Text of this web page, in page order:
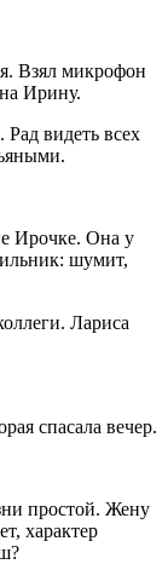
Взял микрофон
Ирину.
видеть всех
Ирочке. Она у
шумит,
Лариса
спасала вечер.
простой. Жену
характер